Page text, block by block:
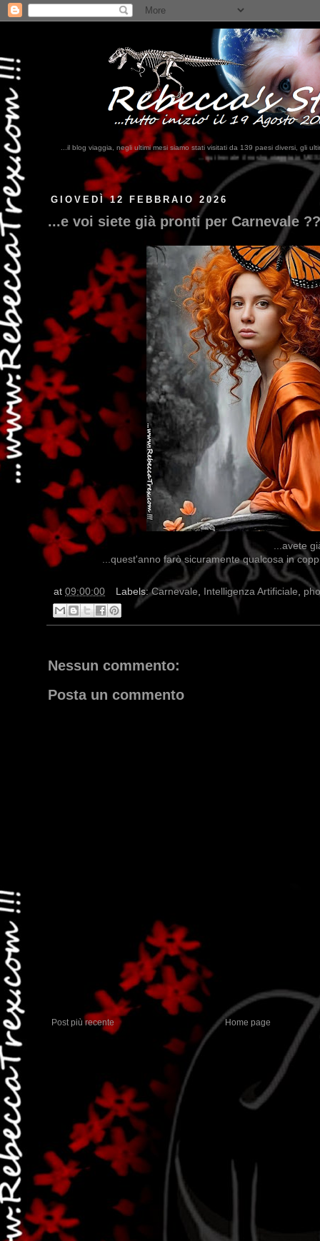
...il blog viaggia, negli ultimi mesi siamo stati visitati da 139 paesi diversi, gli
...qui trovate il nostro viaggio in MESSICO 2023...clikka qui !!!
GIOVEDÌ 12 FEBBRAIO 2026
...e voi siete già pronti per Carnevale
...avete
...quest'anno farò sicuramente qualcosa in
at 09:00:00 Labels:Carnevale, Intelligenza Artificiale,
Nessun commento:
Posta un commento
Post più recente Home page